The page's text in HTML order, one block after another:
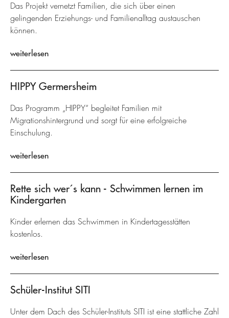
Das Projekt vernetzt Familien, die sich über einen
gelingenden Erziehungs- und Familienalltag austauschen
können.
weiterlesen
HIPPY Germersheim
Das Programm „HIPPY“ begleitet Familien mit
Migrationshintergrund und sorgt für eine erfolgreiche
Einschulung.
weiterlesen
Rette sich wer´s kann - Schwimmen lernen im
Kindergarten
Kinder erlernen das Schwimmen in Kindertagesstätten
kostenlos.
weiterlesen
Schüler-Institut SITI
Unter dem Dach des Schüler-Instituts SITI ist eine stattliche Zahl